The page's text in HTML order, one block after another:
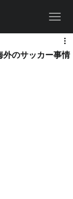
外のサッカー事情